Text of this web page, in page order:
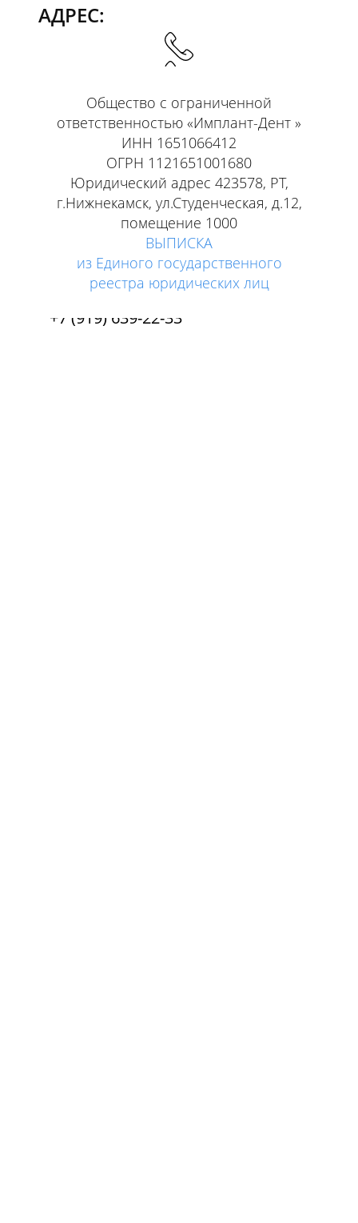
АДРЕС:
Пн-Пт: с 8-00 по 20-00 Мск
Сб-Вс: с 9-00 по 15-00 Мск
СОЦ. СЕТИ:
+7 (8555) 39-22-33
+7 (917) 239-22-33
+7 (919) 639-22-33
Общество с ограниченной
ответственностью «Имплант-Дент »
ИНН 1651066412
ОГРН 1121651001680
Юридический адрес 423578, РТ,
г.Нижнекамск, ул.Студенческая, д.12,
помещение 1000
ВЫПИСКА
из Единого государственного
реестра юридических лиц